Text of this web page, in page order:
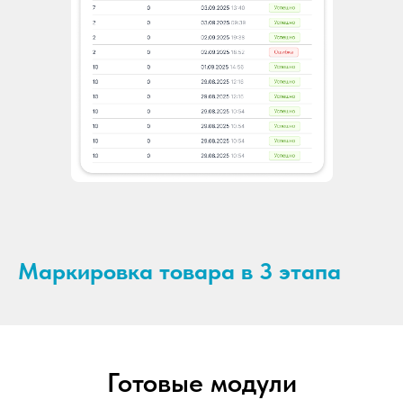
Маркировка товара в 3 этапа
Готовые модули